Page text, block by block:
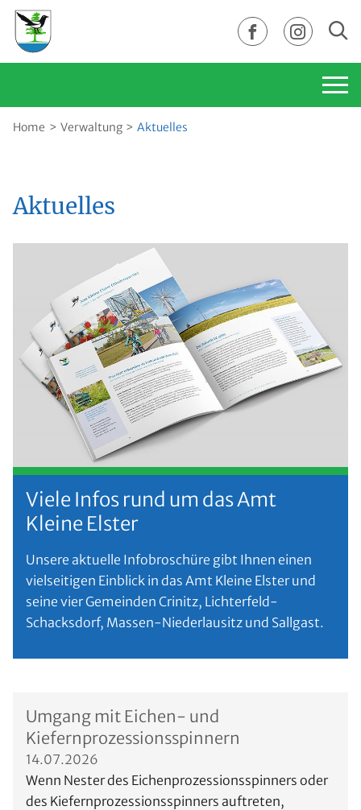
Direkt zur Navigation springen
Direkt zum Inhalt springen
Home Verwaltung Aktuelles
Aktuelles
Viele Infos rund um das Amt
Kleine Elster
Unsere aktuelle Infobroschüre gibt Ihnen einen
vielseitigen Einblick in das Amt Kleine Elster und
seine vier Gemeinden Crinitz, Lichterfeld-
Schacksdorf, Massen-Niederlausitz und Sallgast.
Umgang mit Eichen- und
Kiefernprozessionsspinnern
14.07.2026
Wenn Nester des Eichenprozessionsspinners oder
des Kiefernprozessionsspinners auftreten,